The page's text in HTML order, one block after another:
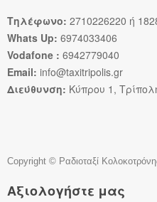
Τηλέφωνο: 2710226220 ή
Whats Up: 6974033406
Vodafone : 6942779040
Email: info@taxitripolis.gr
Διεύθυνση: Κύπρου 1,
Copyright © Ραδιοταξί
Αξιολογήστε μας